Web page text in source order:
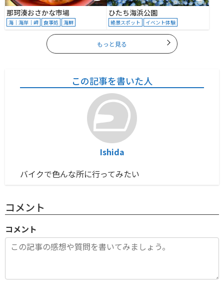
那珂湊おさかな市場
海｜海岸｜岬 食事処 海鮮
ひたち海浜公園
絶景スポット イベント体験
もっと見る
この記事を書いた人
Ishida
バイクで色んな所に行ってみたい
コメント
コメント